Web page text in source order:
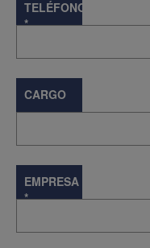
TELÉFONO
*
CARGO
EMPRESA
*